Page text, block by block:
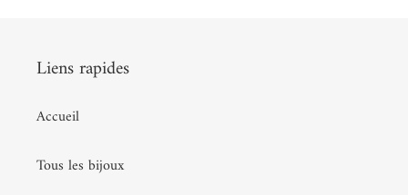
Liens rapides
Accueil
Tous les bijoux